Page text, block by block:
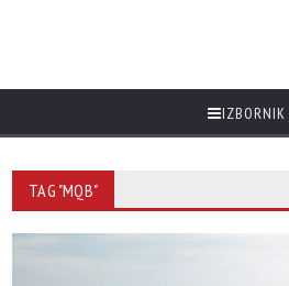
IZBORNIK
TAG "MQB"